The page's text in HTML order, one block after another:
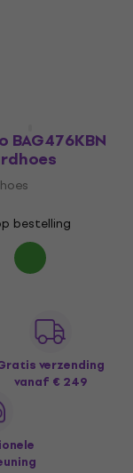
BAG476KBN
bestelling
verzending
vanaf € 249